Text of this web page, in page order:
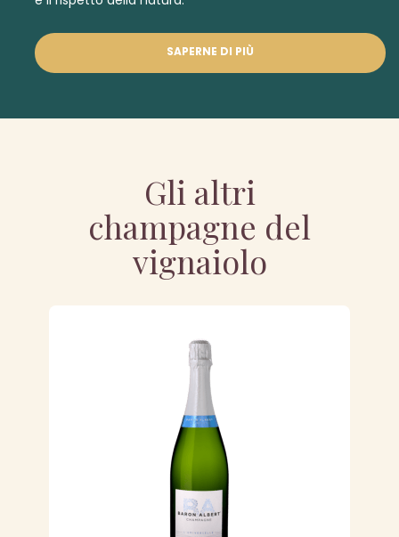
SAPERNE DI PIÙ
Gli altri
champagne del
vignaiolo